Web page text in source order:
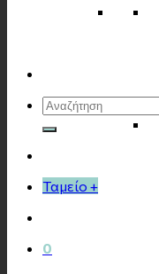
Αναζήτηση
για:
Ταμείο +
0